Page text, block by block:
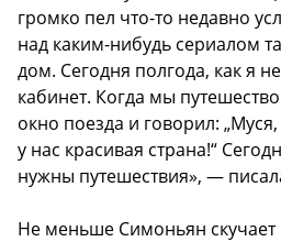
громко пел что-то недавно
над каким-нибудь сериалом
дом. Сегодня полгода, как я
кабинет. Когда мы
окно поезда и говорил:
у нас красивая страна!“
нужны путешествия», —
Не меньше Симоньян скучает